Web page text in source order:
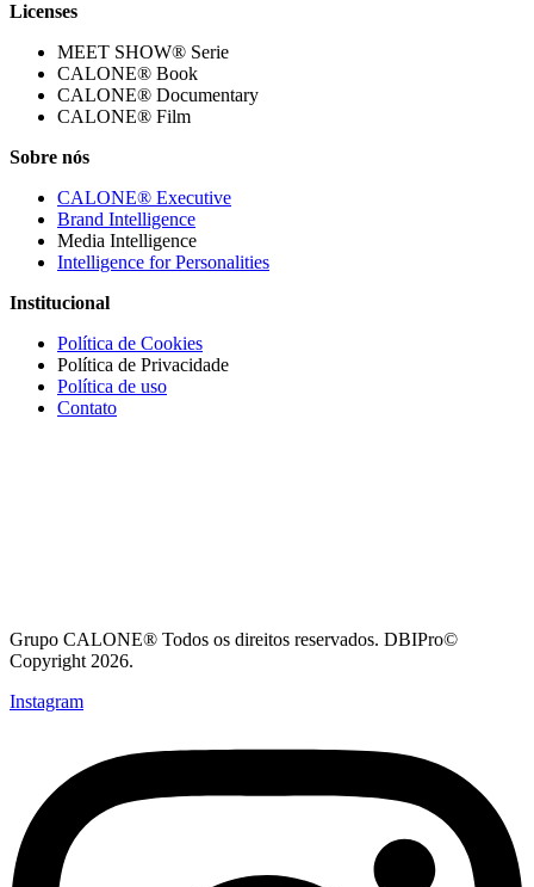
Licenses
MEET SHOW® Serie
CALONE® Book
CALONE® Documentary
CALONE® Film
Sobre nós
CALONE® Executive
Brand Intelligence
Media Intelligence
Intelligence for Personalities
Institucional
Política de Cookies
Política de Privacidade
Política de uso
Contato
Grupo CALONE® Todos os direitos reservados. DBIPro©
Copyright 2026.
Instagram